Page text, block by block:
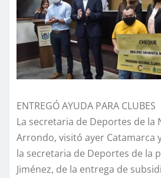
ENTREGÓ AYUDA PARA CLUBES
La secretaria de Deportes de la
Arrondo, visitó ayer Catamarca
la secretaria de Deportes de la
Jiménez, de la entrega de